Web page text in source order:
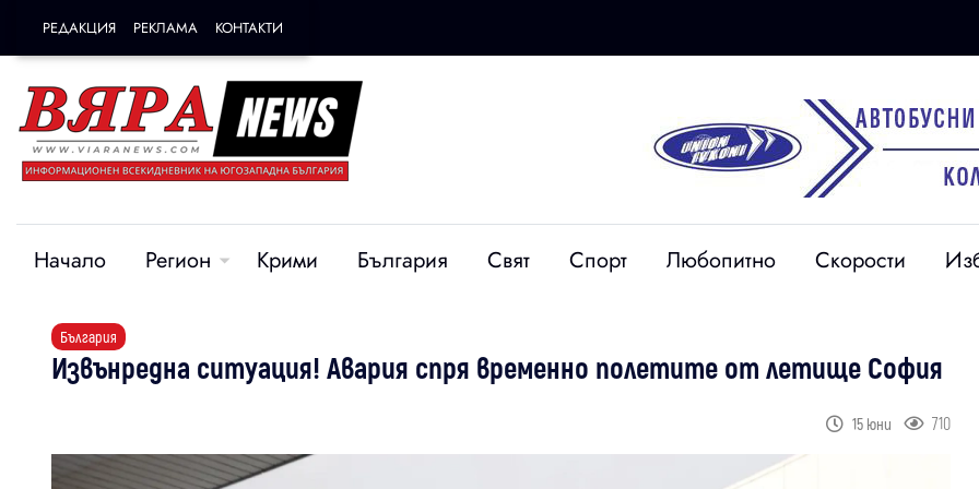
РЕДАКЦИЯ РЕКЛАМА КОНТАКТИ
Начало Регион Крими България Свят Спорт Любопитно Скорости
България
Извънредна ситуация! Авария спря временно полетите от летище София
15 юни 710